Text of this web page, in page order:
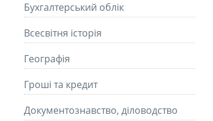
Бухгалтерський облік
Всесвітня історія
Географія
Гроші та кредит
Документознавство, діловодство